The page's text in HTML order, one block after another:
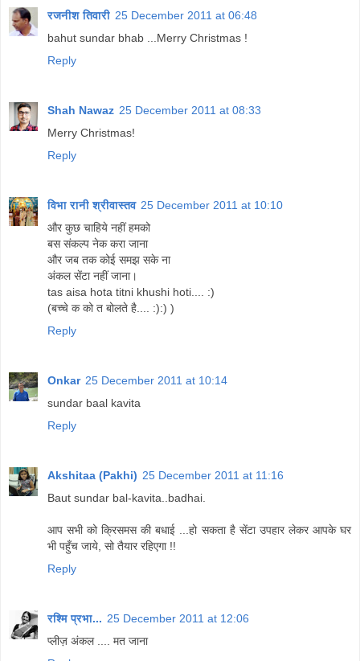
रजनीश तिवारी 25 December 2011 at 06:48
bahut sundar bhab ...Merry Christmas !
Reply
Shah Nawaz 25 December 2011 at 08:33
Merry Christmas!
Reply
विभा रानी श्रीवास्तव 25 December 2011 at 10:10
और कुछ चाहिये नहीं हमको
बस संकल्प नेक करा जाना
और जब तक कोई समझ सके ना
अंकल सेंटा नहीं जाना।
tas aisa hota titni khushi hoti.... :)
(बच्चे क को त बोलते है.... :):) )
Reply
Onkar 25 December 2011 at 10:14
sundar baal kavita
Reply
Akshitaa (Pakhi) 25 December 2011 at 11:16
Baut sundar bal-kavita..badhai.
आप सभी को क्रिसमस की बधाई ...हो सकता है सेंटा उपहार लेकर आपके घर
भी पहुँच जाये, सो तैयार रहिएगा !!
Reply
रश्मि प्रभा... 25 December 2011 at 12:06
प्लीज़ अंकल .... मत जाना